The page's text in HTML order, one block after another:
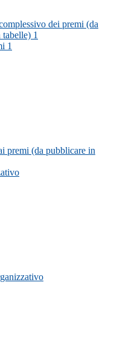
dei premi (da
tabelle) 1
1
premi (da pubblicare in